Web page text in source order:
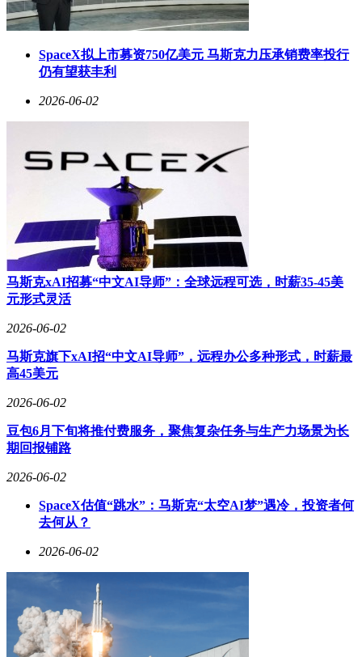
SpaceX拟上市募资750亿美元 马斯克力压承销费率投行
仍有望获丰利
2026-06-02
马斯克xAI招募“中文AI导师”：全球远程可选，时薪35-45美
元形式灵活
2026-06-02
马斯克旗下xAI招“中文AI导师”，远程办公多种形式，时薪最
高45美元
2026-06-02
豆包6月下旬将推付费服务，聚焦复杂任务与生产力场景为长
期回报铺路
2026-06-02
SpaceX估值“跳水”：马斯克“太空AI梦”遇冷，投资者何
去何从？
2026-06-02